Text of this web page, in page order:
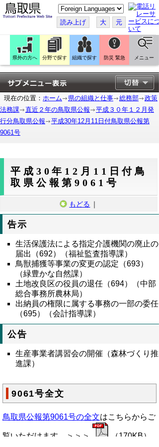
こ
の
ペ
ー
ジ
翻
訳
す
る
読み上げ 大 元
県外の方へ 分野で探す 組織で探す 防災 緊急 メニュー
現在の位置： ホーム 県の組織と仕事 総務部
政策
法務課
直近２年の鳥取県公報
平成３０年１２月発
行分鳥取県公報
平成30年12月11日付鳥取県公報第
9061号
平成30年12月11日付鳥
取県公報第9061号
もどる ｜
告示
生活保護法による指定介護機関の廃止の
届出（692）（福祉監査指導課）
鳥獣捕獲等事業の変更の認定（693）
（緑豊かな自然課）
土地改良区の役員の退任（694）（中部
総合事務所農林局）
出納員の権限に属する事務の一部の委任
（695）（会計指導課）
公告
生産事業者講習会の開催（森林づくり推
進課）
9061号全文
鳥取県公報第9061号の全文はこちらからご
覧いただけます。＞＞＞ （170KB）